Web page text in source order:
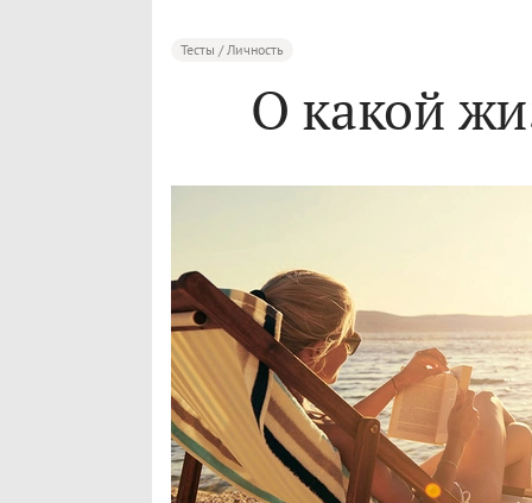
Тесты / Личность
О какой